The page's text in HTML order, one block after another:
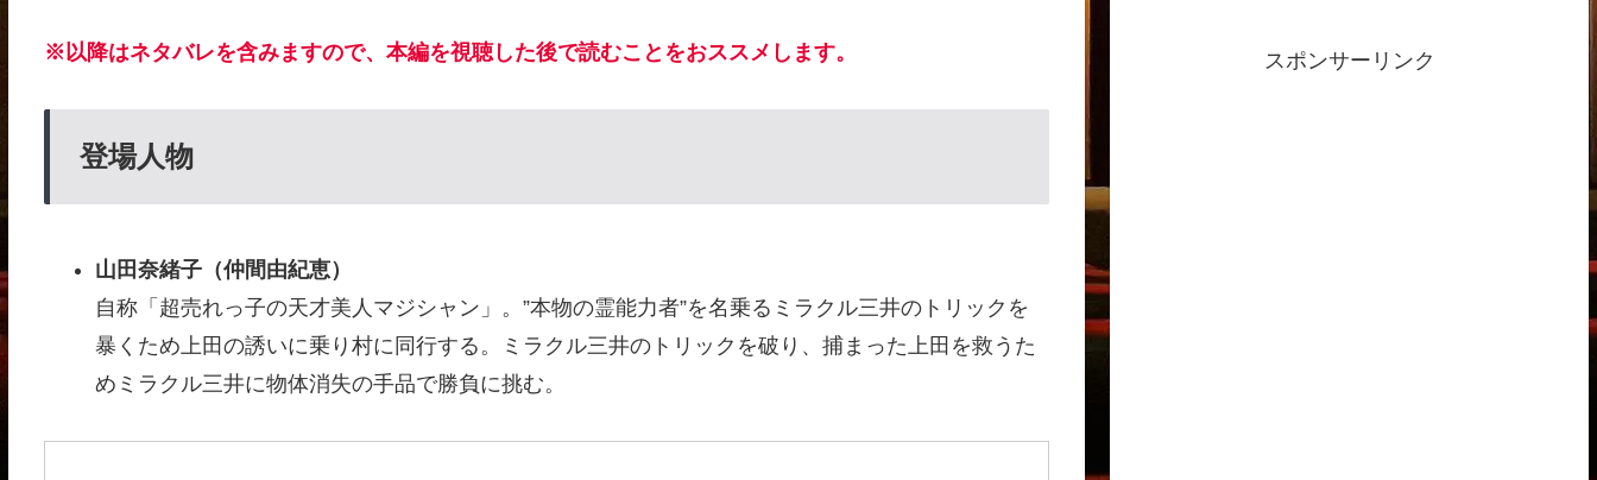
※以降はネタバレを含みますので、本編を視聴した後で読むことをおススメします。
登場人物
山田奈緒子（仲間由紀恵）
自称「超売れっ子の天才美人マジシャン」。”本物の霊能力者”を名乗るミラクル三井のトリックを
暴くため上田の誘いに乗り村に同行する。ミラクル三井のトリックを破り、捕まった上田を救うた
めミラクル三井に物体消失の手品で勝負に挑む。
スポンサーリンク